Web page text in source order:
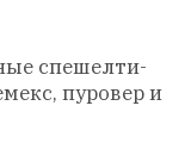
спешелти-
пуровер и